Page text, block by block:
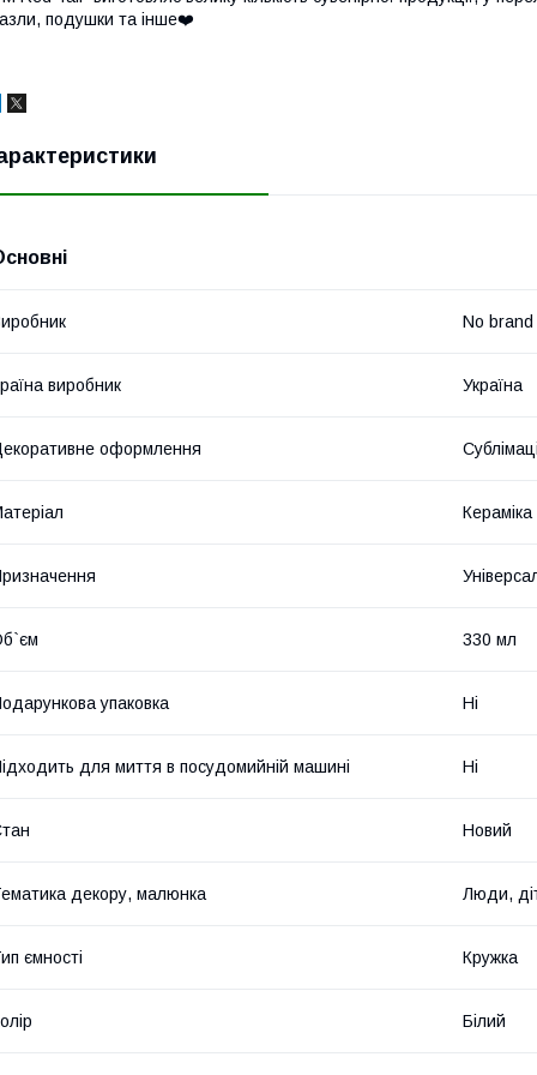
подушки та інше❤️
No brand
виробник Україна
оформлення
Кераміка
330 мл
упаковка Ні
для миття в посудомийній машині Ні
Новий
декору, малюнка Люди,
ємності Кружка
Білий